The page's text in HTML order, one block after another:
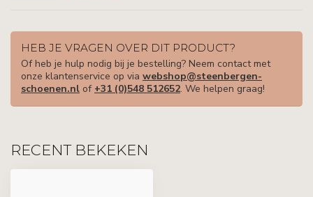
HEB JE VRAGEN OVER DIT PRODUCT?
Of heb je hulp nodig bij je bestelling? Neem contact met
onze klantenservice op via webshop@steenbergen-
schoenen.nl of +31 (0)548 512652. We helpen graag!
RECENT BEKEKEN